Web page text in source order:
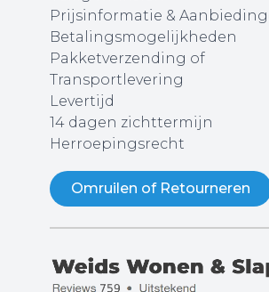
Prijsinformatie &
Betalingsmogelijkheden
Pakketverzending of
Transportlevering
Levertijd
14 dagen zichttermijn
Herroepingsrecht
Omruilen of Retourneren